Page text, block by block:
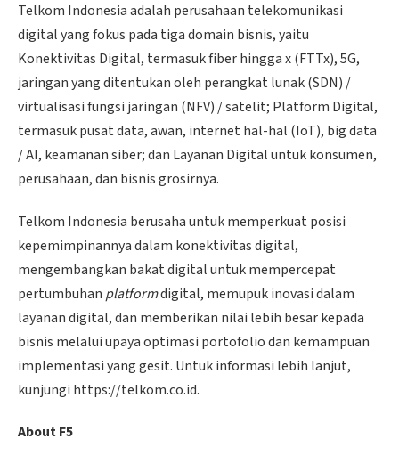
Telkom Indonesia adalah perusahaan telekomunikasi
digital yang fokus pada tiga domain bisnis, yaitu
Konektivitas Digital, termasuk fiber hingga x (FTTx), 5G,
jaringan yang ditentukan oleh perangkat lunak (SDN) /
virtualisasi fungsi jaringan (NFV) / satelit; Platform Digital,
termasuk pusat data, awan, internet hal-hal (IoT), big data
/ AI, keamanan siber; dan Layanan Digital untuk konsumen,
perusahaan, dan bisnis grosirnya.
Telkom Indonesia berusaha untuk memperkuat posisi
kepemimpinannya dalam konektivitas digital,
mengembangkan bakat digital untuk mempercepat
pertumbuhan platformdigital, memupuk inovasi dalam
layanan digital, dan memberikan nilai lebih besar kepada
bisnis melalui upaya optimasi portofolio dan kemampuan
implementasi yang gesit. Untuk informasi lebih lanjut,
kunjungi https://telkom.co.id.
About F5